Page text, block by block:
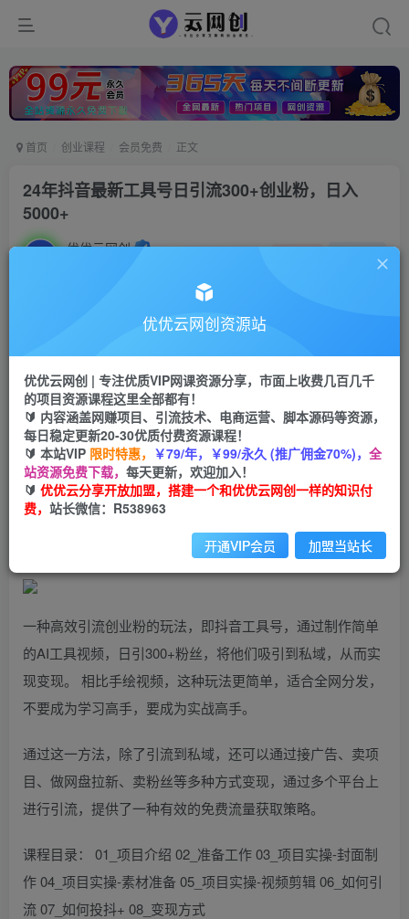
首页 创业课程 会员免费 正文
24年抖音最新工具号日引流300+创业粉，日入
5000+
优优云网创 私信
云币 9.9 云币99
会员免费
立即购买
您当前未登录！建议登陆后购买，可保存购买订单
一种高效引流创业粉的玩法，即抖音工具号，通过制作简单
的AI工具视频，日引300+粉丝，将他们吸引到私域，从而实
现变现。 相比手绘视频，这种玩法更简单，适合全网分发，
不要成为学习高手，要成为实战高手。
通过这一方法，除了引流到私域，还可以通过接广告、卖项
目、做网盘拉新、卖粉丝等多种方式变现，通过多个平台上
进行引流，提供了一种有效的免费流量获取策略。
课程目录： 01_项目介绍 02_准备工作 03_项目实操-封面制
作 04_项目实操-素材准备 05_项目实操-视频剪辑 06_如何引
流 07_如何投抖+ 08_变现方式
优优云网创资源站
优优云网创 | 专注优质VIP网课资源分享，市面上收费几百几千
的项目资源课程这里全部都有！
🔰 内容涵盖网赚项目、引流技术、电商运营、脚本源码等资源，
每日稳定更新20-30优质付费资源课程！
🔰 本站VIP 限时特惠， ￥79/年，￥99/永久 (推广佣金70%)， 全
站资源免费下载， 每天更新，欢迎加入！
🔰 优优云分享开放加盟，搭建一个和优优云网创一样的知识付
费， 站长微信：R538963
开通VIP会员 加盟当站长